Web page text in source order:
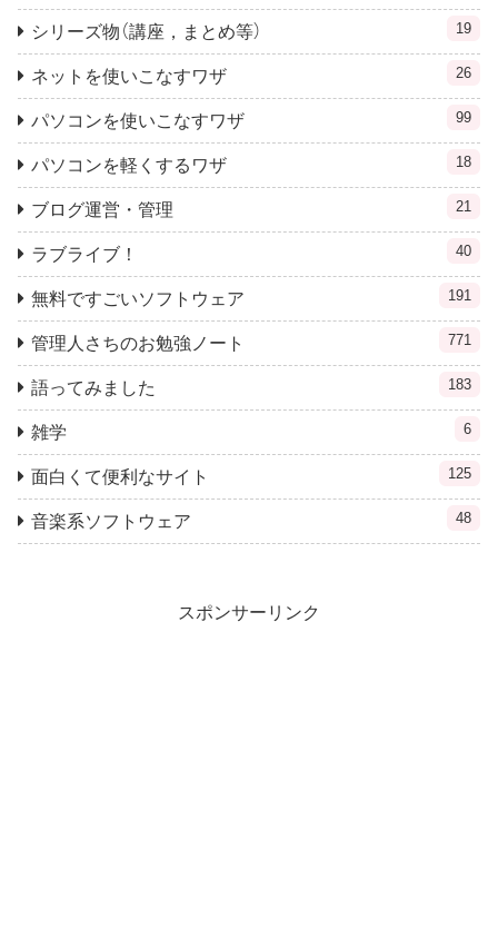
シリーズ物（講座，まとめ等） 19
ネットを使いこなすワザ 26
パソコンを使いこなすワザ 99
パソコンを軽くするワザ 18
ブログ運営・管理 21
ラブライブ！ 40
無料ですごいソフトウェア 191
管理人さちのお勉強ノート 771
語ってみました 183
雑学 6
面白くて便利なサイト 125
音楽系ソフトウェア 48
スポンサーリンク